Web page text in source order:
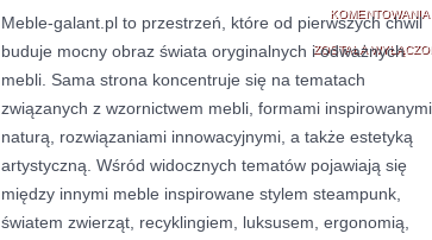
KOMENTOWANIA
ZOSTAŁA
Meble-galant.pl to przestrzeń, które od pierwszych chwil
buduje mocny obraz świata oryginalnych i odważnych
mebli. Sama strona koncentruje się na tematach
związanych z wzornictwem mebli, formami inspirowanymi
naturą, rozwiązaniami innowacyjnymi, a także estetyką
artystyczną. Wśród widocznych tematów pojawiają się
między innymi meble inspirowane stylem steampunk,
światem zwierząt, recyklingiem, luksusem, ergonomią,